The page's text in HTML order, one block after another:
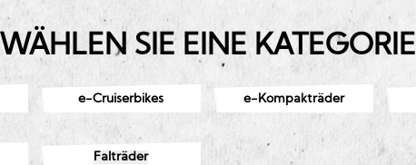
WÄHLEN SIE EINE KATEGORIE
e-Cruiserbikes e-Kompakträder
Falträder